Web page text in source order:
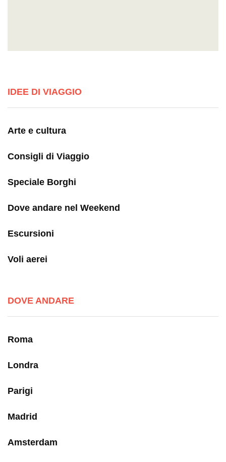
IDEE DI VIAGGIO
Arte e cultura
Consigli di Viaggio
Speciale Borghi
Dove andare nel Weekend
Escursioni
Voli aerei
DOVE ANDARE
Roma
Londra
Parigi
Madrid
Amsterdam